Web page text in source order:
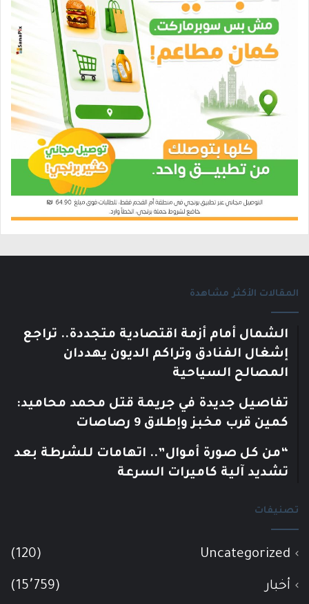
المقالات الأكثر مشاهدة
الشمال أمام أزمة اقتصادية متجددة.. تراجع
إشغال الفنادق وتراكم الديون يهددان
المصالح السياحية
تفاصيل جديدة في جريمة قتل محمد محاميد:
كمين قرب مخبز وإطلاق 9 رصاصات
“من كل صورة أموال”.. اتهامات للشرطة بعد
تشديد آلية كاميرات السرعة
تصنيفات
Uncategorized
(120)
أخبار (15٬759)